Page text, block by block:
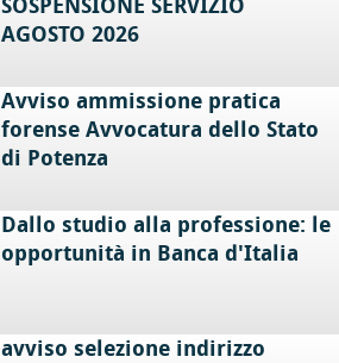
SOSPENSIONE SERVIZIO
AGOSTO 2026
Avviso ammissione pratica
forense Avvocatura dello Stato
di Potenza
Dallo studio alla professione: le
opportunità in Banca d'Italia
avviso selezione indirizzo